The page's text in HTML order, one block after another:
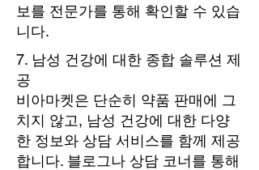
보를 전문가를 통해 확인할 수 있습
니다.
7. 남성 건강에 대한 종합 솔루션 제
공
비아마켓은 단순히 약품 판매에 그
치지 않고, 남성 건강에 대한 다양
한 정보와 상담 서비스를 함께 제공
합니다. 블로그나 상담 코너를 통해